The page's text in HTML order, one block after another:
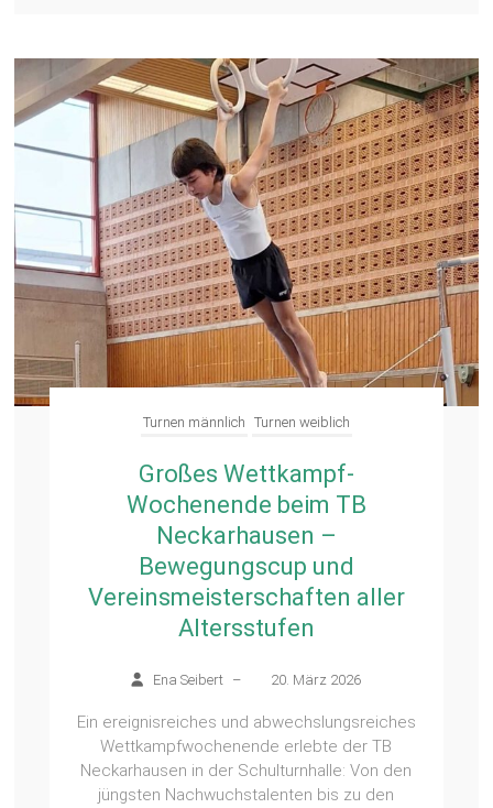
Turnen männlich Turnen weiblich
Großes Wettkampf-
Wochenende beim TB
Neckarhausen –
Bewegungscup und
Vereinsmeisterschaften aller
Altersstufen
Ena Seibert – 20. März 2026
Ein ereignisreiches und abwechslungsreiches
Wettkampfwochenende erlebte der TB
Neckarhausen in der Schulturnhalle: Von den
jüngsten Nachwuchstalenten bis zu den